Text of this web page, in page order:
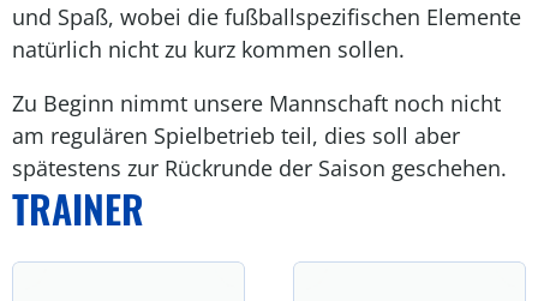
und Spaß, wobei die fußballspezifischen Elemente
natürlich nicht zu kurz kommen sollen.
Zu Beginn nimmt unsere Mannschaft noch nicht
am regulären Spielbetrieb teil, dies soll aber
spätestens zur Rückrunde der Saison geschehen.
TRAINER